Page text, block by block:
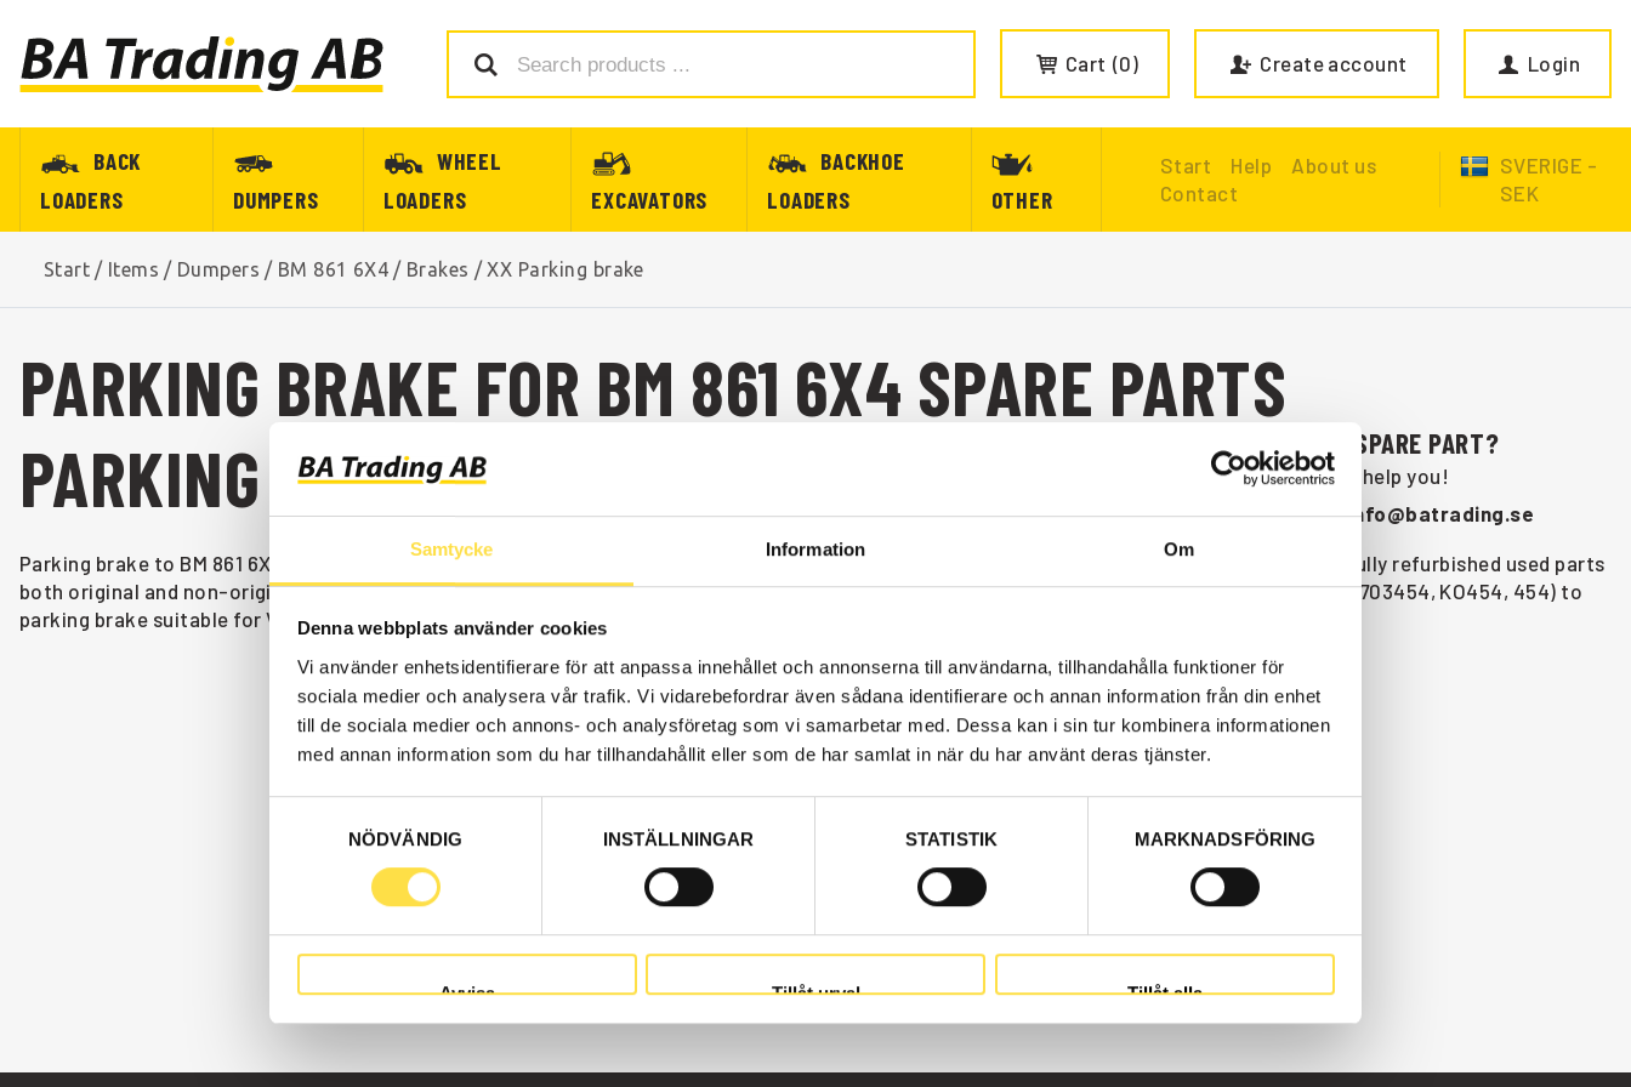
Samtycke Information Om
Denna webbplats använder cookies
Vi använder enhetsidentifierare för att anpassa innehållet och annonserna till användarna, tillhandahålla funktioner för
sociala medier och analysera vår trafik. Vi vidarebefordrar även sådana identifierare och annan information från din enhet
till de sociala medier och annons- och analysföretag som vi samarbetar med. Dessa kan i sin tur kombinera informationen
med annan information som du har tillhandahållit eller som de har samlat in när du har använt deras tjänster.
NÖDVÄNDIG
INSTÄLLNINGAR STATISTIK MARKNADSFÖRING
Avvisa Tillåt urval Tillåt alla
Cart 0 Create account Login
BACK
LOADERS
DUMPERS
WHEEL
LOADERS
EXCAVATORS
BACKHOE
LOADERS
OTHER
Start Help
About us
Contact
SVERIGE -
SEK
Start / Items / Dumpers / BM 861 6X4 / Brakes / XX Parking brake
PARKING BRAKE FOR BM 861 6X4 SPARE PARTS
PARKING BRAKE FOR BM 861 6X4
ARE YOU MISSING A SPARE PART?
Contact us and we will help you!
+46 (0) 152-32500
info@batrading.se
Parking brake to BM 861 6X4 dumpers is available as spare parts here at BA Trading. Our spare parts to BM 861 6X4 are available as new or carefully refurbished used parts
both original and non-original parts. We have parking brake to all Volvo construction machines and spare parts like compressor kit 860s,861 (11703454, KO454, 454) to
parking brake suitable for Volvo dumpers BM 861 6X4.